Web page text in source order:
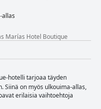
allas
Marías Hotel Boutique
hotelli tarjoaa täyden
Siinä on myös ulkouima-allas,
erilaisia vaihtoehtoja